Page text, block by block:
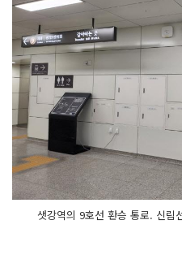
샛강역의 9호선 환승 통로. 신